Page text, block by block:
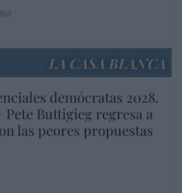
LA CASA BLANCA
demócratas 2028.
Pete Buttigieg regresa a
las peores propuestas